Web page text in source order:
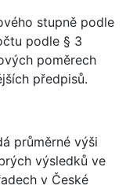
stupně podle
podle § 3
poměrech
předpisů.
průměrné výši
výsledků ve
v České